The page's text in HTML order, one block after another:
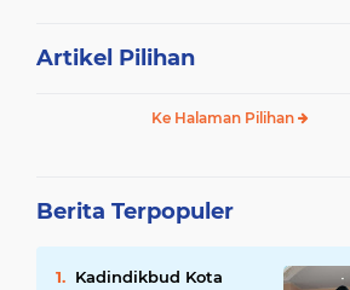
Artikel Pilihan
Ke Halaman Pilihan
Berita Terpopuler
Kadindikbud Kota